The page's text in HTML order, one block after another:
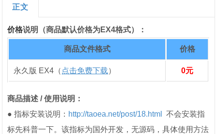
正文
价格说明（商品默认价格为EX4格式）：
商品文件格式 价格
永久版 EX4（ 点击免费下载） 0元
商品描述 / 使用说明：
● 指标安装说明： http://taoea.net/post/18.html
不会安装指
标先科普一下。该指标为国外开发，无源码，具体使用方法